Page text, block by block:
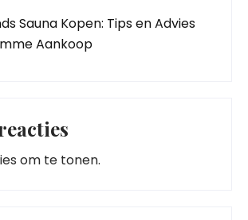
Sauna Kopen: Tips en Advies
Aankoop
om te tonen.